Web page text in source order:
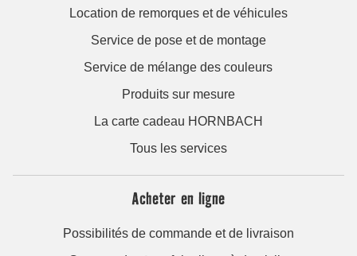
Location de remorques et de véhicules
Service de pose et de montage
Service de mélange des couleurs
Produits sur mesure
La carte cadeau HORNBACH
Tous les services
Acheter en ligne
Possibilités de commande et de livraison